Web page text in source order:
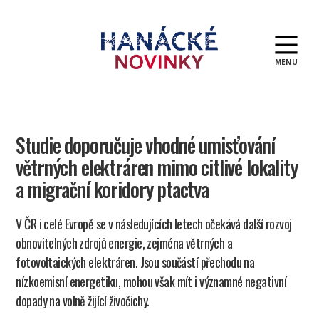
MENU
Studie doporučuje vhodné umisťování
větrných elektráren mimo citlivé lokality
a migrační koridory ptactva
V ČR i celé Evropě se v následujících letech očekává další rozvoj
obnovitelných zdrojů energie, zejména větrných a
fotovoltaických elektráren. Jsou součástí přechodu na
nízkoemisní energetiku, mohou však mít i významné negativní
dopady na volně žijící živočichy.